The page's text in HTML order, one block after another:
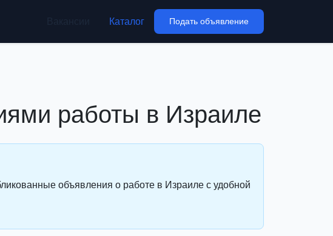
Каталог Подать объявление
работы в Израиле
объявления о работе в Израиле с удобной